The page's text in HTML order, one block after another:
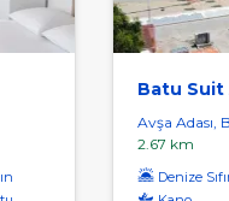
Batu Suit
Avşa Adası,
2.67 km
Denize